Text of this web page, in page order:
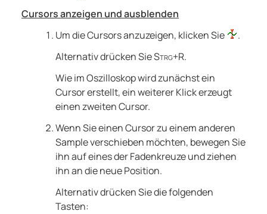
Cursors anzeigen und ausblenden
Um die Cursors anzuzeigen, klicken Sie
.
Alternativ drücken SieStrg+R.
Wie im Oszilloskop wird zunächst ein
Cursor erstellt, ein weiterer Klick erzeugt
einen zweiten Cursor.
Wenn Sie einen Cursor zu einem anderen
Sample verschieben möchten, bewegen Sie
ihn auf eines der Fadenkreuze und ziehen
ihn an die neue Position.
Alternativ drücken Sie die folgenden
Tasten: